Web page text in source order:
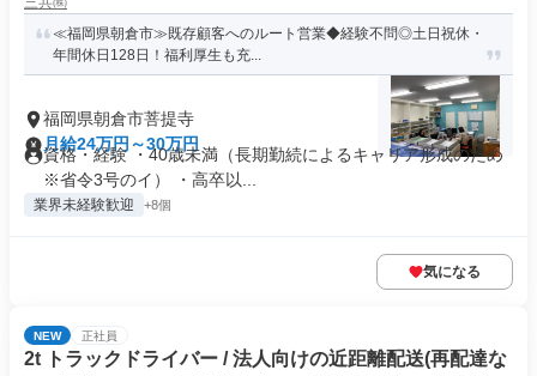
≪福岡県朝倉市≫既存顧客へのルート営業◆経験不問◎土日祝休・
年間休日128日！福利厚生も充...
福岡県朝倉市菩提寺
月給24万円～30万円
資格・経験 ・40歳未満（長期勤続によるキャリア形成のため
※省令3号のイ） ・高卒以...
業界未経験歓迎 +8個
気になる
NEW 正社員
2t トラックドライバー / 法人向けの近距離配送(再配達な